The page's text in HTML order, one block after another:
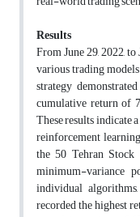
Results
From June 29, 2022,
various trading
strategy
cumulative return of
These results indicate
reinforcement
the 50 Tehran Stock
minimum-variance
individual
recorded the highest